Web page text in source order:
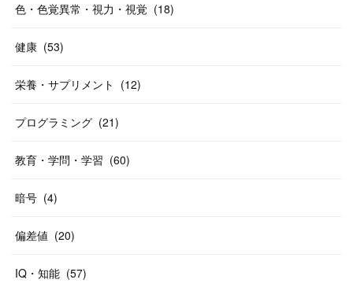
色・色覚異常・視力・視覚 (18)
健康 (53)
栄養・サプリメント (12)
プログラミング (21)
教育・学問・学習 (60)
暗号 (4)
偏差値 (20)
IQ・知能 (57)